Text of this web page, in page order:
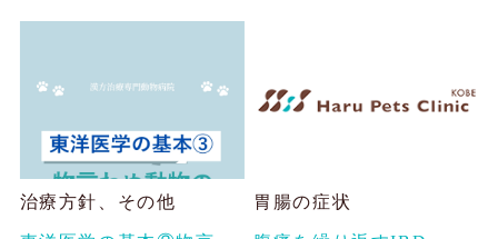
治療方針、その他 胃腸の症状